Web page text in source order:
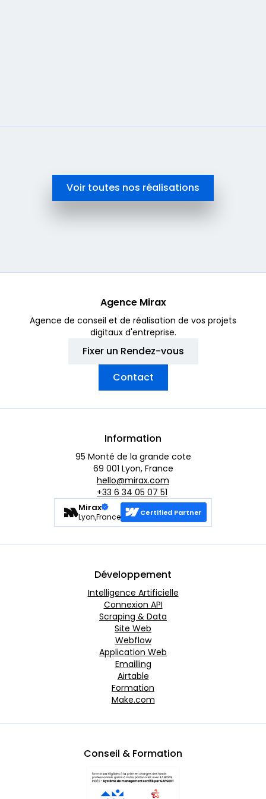
Voir toutes nos réalisations
Agence Mirax
Agence de conseil et de réalisation de vos projets
digitaux d'entreprise.
Fixer un Rendez-vous
Contact
Développement
Intelligence Artificielle
Connexion API
Scraping & Data
Site Web
Webflow
Application Web
Emailling
Airtable
Formation
Make.com
Conseil & Formation
Information
95 Monté de la grande cote
69 001 Lyon, France
hello@mirax.com
+33 6 34 05 07 51
Mirax
Lyon,France Certified Partner